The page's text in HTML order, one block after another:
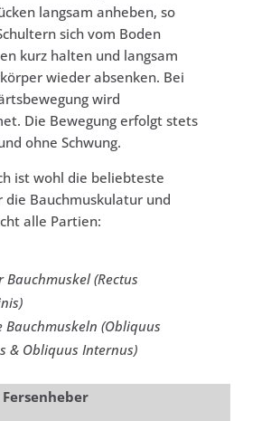
langsam anheben, so
sich vom Boden
kurz halten und langsam
wieder absenken. Bei
wird
Die Bewegung erfolgt stets
ohne Schwung.
ist wohl die beliebteste
die Bauchmuskulatur und
alle Partien:
Bauchmuskel (Rectus
Bauchmuskeln (Obliquus
& Obliquus Internus)
Fersenheber